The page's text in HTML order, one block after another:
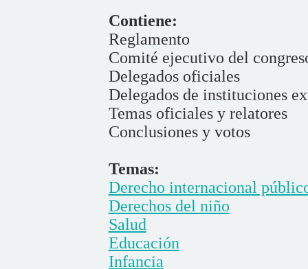
Contiene:
Reglamento
Comité ejecutivo del
Delegados oficiales
Delegados de instituciones
Temas oficiales y relatores
Conclusiones y votos
Temas:
Derecho internacional
Derechos del niño
Salud
Educación
Infancia